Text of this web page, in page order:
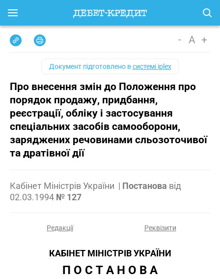
- A +
Документ підготовлено всистемі iplex
Про внесення змін до Положення про
порядок продажу, придбання,
реєстрації, обліку і застосування
спеціальних засобів самооборони,
заряджених речовинами сльозоточивої
та дратівної дії
Кабінет Міністрів України | Постанова від
02.03.1994 № 127
Редакції Реквізити
КАБІНЕТ МІНІСТРІВ УКРАЇНИ
П О С Т А Н О В А